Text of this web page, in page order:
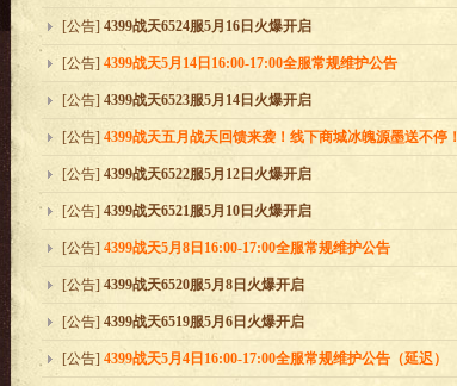
[ 战天真印传奇资料片 ] [ 来看看吧！ ]
[公告] 4399战天6524服5月16日火爆开启
[公告] 4399战天5月14日16:00-17:00全服常规维护公告
[公告] 4399战天6523服5月14日火爆开启
[公告] 4399战天五月战天回馈来袭！线下商城冰魄源墨送不停！
[公告] 4399战天6522服5月12日火爆开启
[公告] 4399战天6521服5月10日火爆开启
[公告] 4399战天5月8日16:00-17:00全服常规维护公告
[公告] 4399战天6520服5月8日火爆开启
[公告] 4399战天6519服5月6日火爆开启
[公告] 4399战天5月4日16:00-17:00全服常规维护公告（延迟）